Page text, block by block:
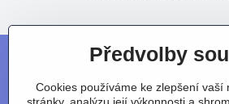
Předvolby
Cookies používáme ke zlepšení vaší